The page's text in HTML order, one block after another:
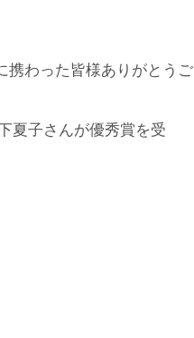
携わった皆様ありがとうご
夏子さんが優秀賞を受